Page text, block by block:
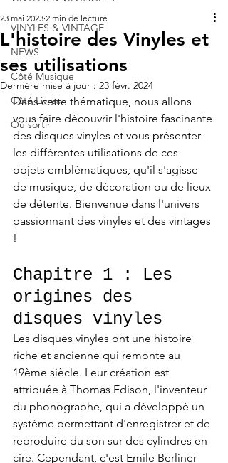
VINYLES & VINTAGE
NEWS
Côté Musique
Côté Livres
Où sortir
L'histoire des Vinyles et
ses utilisations
23 mai 2023 2 min de lecture
Dernière mise à jour : 23 févr. 2024
Dans cette thématique, nous allons
vous faire découvrir l'histoire fascinante
des disques vinyles et vous présenter
les différentes utilisations de ces
objets emblématiques, qu'il s'agisse
de musique, de décoration ou de lieux
de détente. Bienvenue dans l'univers
passionnant des vinyles et des vintages
!
Chapitre 1 : Les
origines des
disques vinyles
Les disques vinyles ont une histoire
riche et ancienne qui remonte au
19ème siècle. Leur création est
attribuée à Thomas Edison, l'inventeur
du phonographe, qui a développé un
système permettant d'enregistrer et de
reproduire du son sur des cylindres en
cire. Cependant, c'est Emile Berliner